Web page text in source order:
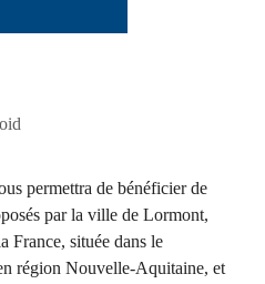
permettra de bénéficier de
par la ville de Lormont,
France, située dans le
région Nouvelle-Aquitaine, et